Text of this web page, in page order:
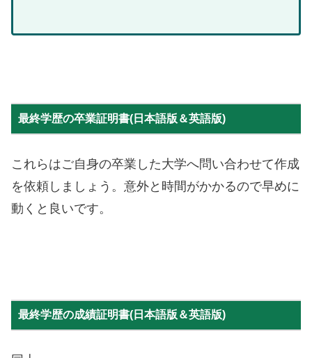
最終学歴の卒業証明書(日本語版＆英語版)
これらはご自身の卒業した大学へ問い合わせて作成
を依頼しましょう。意外と時間がかかるので早めに
動くと良いです。
最終学歴の成績証明書(日本語版＆英語版)